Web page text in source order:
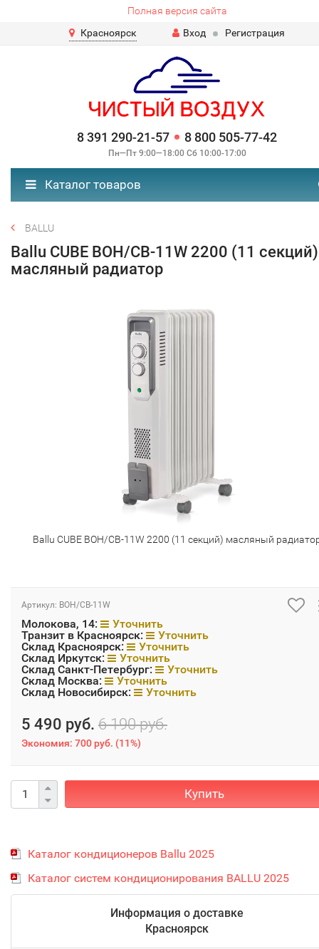
Полная версия сайта
Красноярск
Вход Регистрация
8 391 290-21-57 8 800 505-77-42
Пн—Пт 9:00—18:00 Сб 10:00-17:00
Каталог товаров
BALLU
Ballu CUBE BOH/CB-11W 2200 (11 секций)
масляный радиатор
Ballu CUBE BOH/CB-11W 2200 (11 секций) масляный
Артикул: BOH/CB-11W
Молокова, 14:
Уточнить
Транзит в Красноярск:
Уточнить
Склад Красноярск:
Уточнить
Склад Иркутск:
Уточнить
Склад Санкт-Петербург:
Уточнить
Склад Москва:
Уточнить
Склад Новосибирск:
Уточнить
5 490 руб. 6 190 руб.
Экономия: 700 руб. (11%)
Купить
Каталог кондиционеров Ballu 2025
Каталог систем кондиционирования BALLU 2025
Информация о доставке
Красноярск